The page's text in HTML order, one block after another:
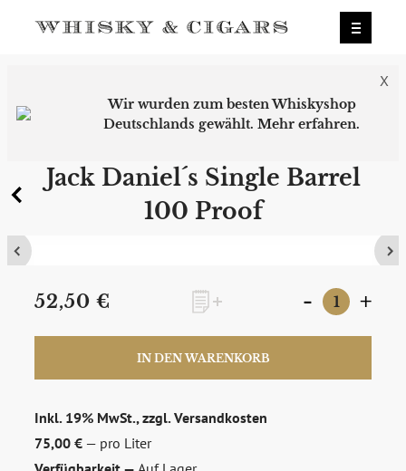
X
Wir wurden zum besten Whiskyshop
Deutschlands gewählt.Mehr erfahren.
Inkl. 19% MwSt., zzgl.Versandkosten
75,00 € — pro Liter
52,50 € - +
IN DEN WARENKORB
Jack Daniel´s Single Barrel
100 Proof